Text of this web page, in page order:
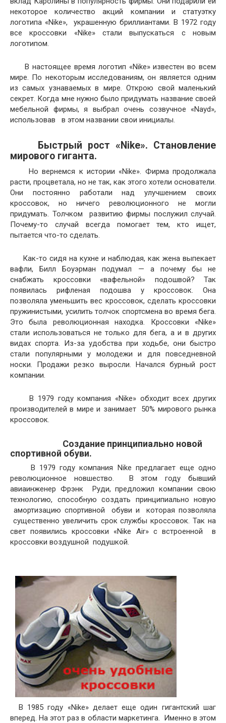
некоторое количество акций компании и статуэтку
логотипа «Nike», украшенную бриллиантами. В 1972 году
все кроссовки «Nike» стали выпускаться с новым
логотипом.
В настоящее время логотип «Nike» известен во всем
мире. По некоторым исследованиям, он является одним
из самых узнаваемых в мире. Открою свой маленький
секрет. Когда мне нужно было придумать название своей
мебельной фирмы, я выбрал очень созвучное «Nayd»,
использовав в этом названии свои инициалы.
Быстрый рост «Nike». Становление
мирового гиганта.
Но вернемся к истории «Nike». Фирма продолжала
расти, процветала, но не так, как этого хотели основатели.
Они постоянно работали над улучшением своих
кроссовок, но ничего революционного не могли
придумать. Толчком развитию фирмы послужил случай.
Почему-то случай всегда помогает тем, кто ищет,
пытается что-то сделать.
Как-то сидя на кухне и наблюдая, как жена выпекает
вафли, Билл Боуэрман подумал — а почему бы не
снабжать кроссовки «вафельной» подошвой? Так
появилась рифленая подошва у кроссовок. Она
позволяла уменьшить вес кроссовок, сделать кроссовки
пружинистыми, усилить толчок спортсмена во время бега.
Это была революционная находка. Кроссовки «Nike»
стали использоваться не только для бега, а и в других
видах спорта. Из-за удобства при ходьбе, они быстро
стали популярными у молодежи и для повседневной
носки. Продажи резко выросли. Начался бурный рост
компании.
В 1979 году компания «Nike» обходит всех других
производителей в мире и занимает 50% мирового рынка
кроссовок.
Создание принципиально новой
спортивной обуви.
В 1979 году компания Nike предлагает еще одно
революционное новшество. В этом году бывший
авиаинженер Фрэнк Руди, предложил компании свою
технологию, способную создать принципиально новую
амортизацию спортивной обуви и которая позволяла
существенно увеличить срок службы кроссовок. Так на
свет появились кроссовки «Nike Air» с встроенной в
кроссовки воздушной подушкой.
В 1985 году «Nike» делает еще один гигантский шаг
вперед. На этот раз в области маркетинга. Именно в этом